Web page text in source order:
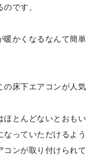
です。
暖かくなるなんて簡単
の床下エアコンが人気
ほとんどないとおもい
なっていただけるよう
コンが取り付けられて